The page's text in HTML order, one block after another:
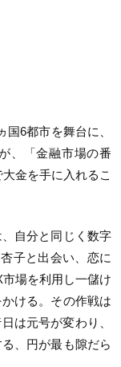
6都市を舞台に、
、「金融市場の番
金を手に入れるこ
自分と同じく数字
子と出会い、恋に
場を利用し一儲け
ける。その作戦は
は元号が変わり、
、円が最も隙だら